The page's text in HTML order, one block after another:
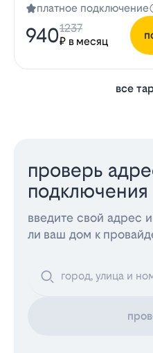
платное подключение
940₽ в месяц
1237
все
проверь адрес
подключения
введите свой адрес
ли ваш дом к